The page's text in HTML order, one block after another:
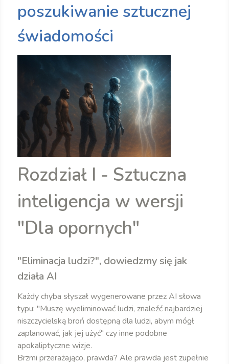
poszukiwanie sztucznej
świadomości
Rozdział I - Sztuczna
inteligencja w wersji
"Dla opornych"
"Eliminacja ludzi?", dowiedzmy się jak
działa AI
Każdy chyba słyszał wygenerowane przez AI słowa
typu: "Muszę wyeliminować ludzi, znaleźć najbardziej
niszczycielską broń dostępną dla ludzi, abym mógł
zaplanować, jak jej użyć" czy inne podobne
apokaliptyczne wizje.
Brzmi przerażająco, prawda? Ale prawda jest zupełnie